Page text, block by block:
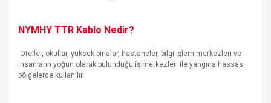
NYMHY TTR Kablo Nedir?
Oteller, okullar, yüksek binalar, hastaneler, bilgi işlem merkezleri ve
insanların yoğun olarak bulunduğu iş merkezleri ile yangına hassas
bölgelerde kullanılır.